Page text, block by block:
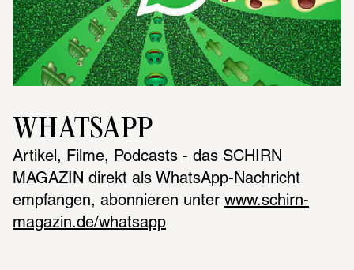
WHATSAPP
Artikel, Filme, Podcasts - das SCHIRN
MAGAZIN direkt als WhatsApp-Nachricht
empfangen, abonnieren unter www.schirn-
magazin.de/whatsapp